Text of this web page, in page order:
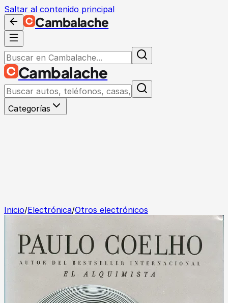
Saltar al contenido principal
Cambalache
Cambalache
Categorías
Inicio/Electrónica/Otros electrónicos